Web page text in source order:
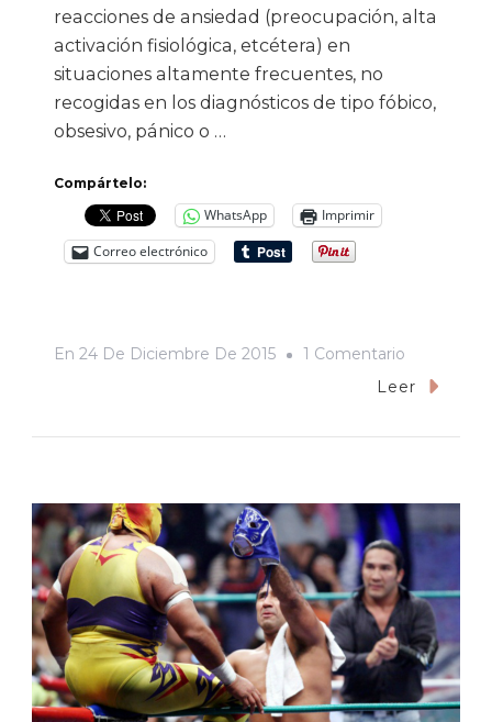
reacciones de ansiedad (preocupación, alta
activación fisiológica, etcétera) en
situaciones altamente frecuentes, no
recogidas en los diagnósticos de tipo fóbico,
obsesivo, pánico o …
Compártelo:
WhatsApp
Imprimir
Correo electrónico
En 24 De Diciembre De 2015 1 Comentario
La
Trastorno
Ansiedad
Leer